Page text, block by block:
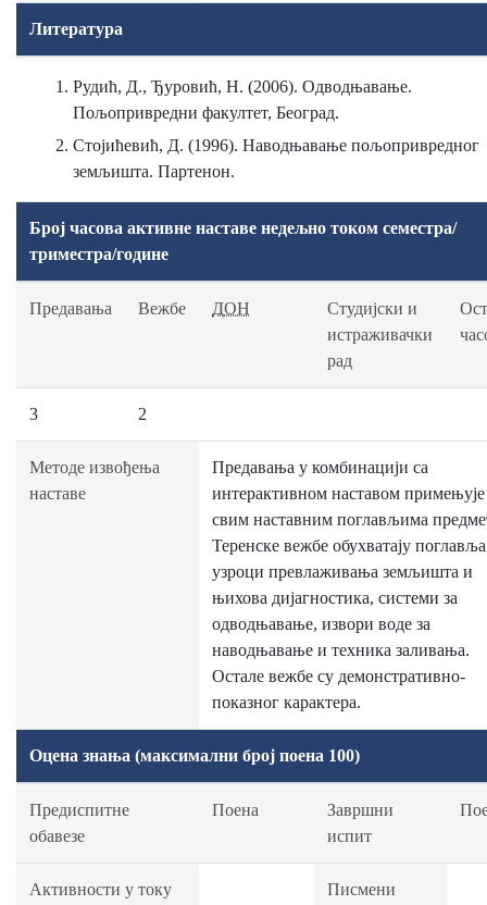
Литература
Рудић, Д., Ђуровић, Н. (2006). Одводњавање.
Пољопривредни факултет, Београд.
Стојићевић, Д. (1996). Наводњавање пољопривредног
земљишта. Партенон.
Број часова активне наставе недељно током семестра/
триместра/године
Предавања Вежбе ДОН
Студијски и
истраживачки
рад
3 2
Методе извођења
наставе
Предавања у комбинацији са
интерактивном наставом примењује
свим наставним поглављима
Теренске вежбе обухватају
узроци превлаживања земљишта и
њихова дијагностика, системи за
одводњавање, извори воде за
наводњавање и техника заливања.
Остале вежбе су демонстративно-
показног карактера.
Оцена знања (максимални број поена 100)
Предиспитне
обавезе
Поена
Завршни
испит
Активности у току
Писмени